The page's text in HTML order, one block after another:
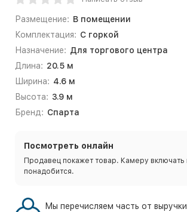
Размещение: В помещении
Комплектация: С горкой
Назначение: Для торгового центра
Длина: 20.5 м
Ширина: 4.6 м
Высота: 3.9 м
Бренд: Спарта
Посмотреть онлайн
Продавец покажет товар. Камеру включать
понадобится.
Мы перечисляем часть от